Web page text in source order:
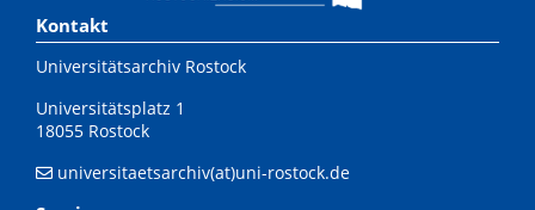
Kontakt
Universitätsarchiv Rostock
Universitätsplatz 1
18055 Rostock
universitaetsarchiv(at)uni-rostock.de